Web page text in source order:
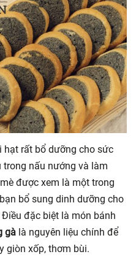
hạt rất bổ dưỡng cho sức
trong nấu nướng và làm
được xem là một trong
bổ sung dinh dưỡng cho
đặc biệt là món bánh
gà là nguyên liệu chính để
giòn xốp, thơm bùi.